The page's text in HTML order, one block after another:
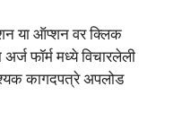
या ऑप्शन वर क्लिक
फॉर्म मध्ये विचारलेली
कागदपत्रे अपलोड